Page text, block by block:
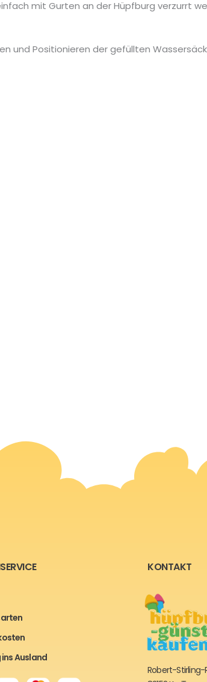
mit Gurten an der Hüpfburg verzurrt
und Positionieren der gefüllten
Ausland
KONTAKT
Robert-Stirling-